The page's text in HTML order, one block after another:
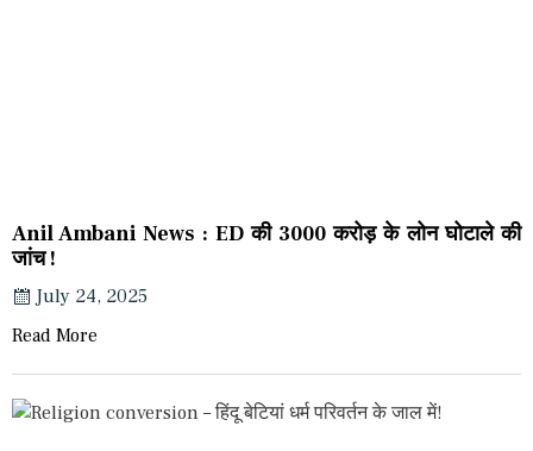
Anil Ambani News : ED की 3000 करोड़ के लोन घोटाले की
जांच !
July 24, 2025
Read More